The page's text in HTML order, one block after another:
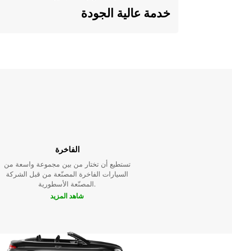
خدمة عالية الجودة
استكشف Bressuire بأسلوبك
القيام برحلة تجارية، ستجد في Europcar الشريك المثالي
الفاخرة
تستطيع أن تختار من بين مجموعة واسعة من
السيارات الفاخرة المصنّعة من قبل الشركة
المصنّعة الأسطورية.
شاهد المزيد